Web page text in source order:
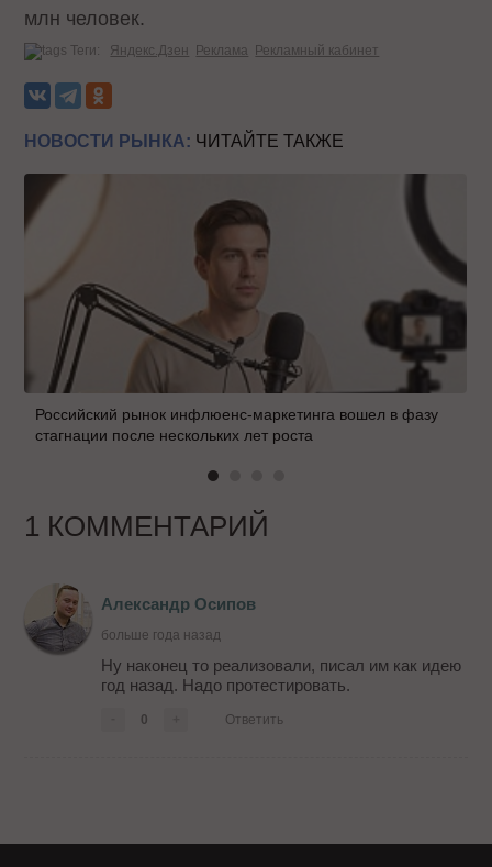
млн человек.
Теги: Яндекс.Дзен Реклама Рекламный кабинет
НОВОСТИ РЫНКА: ЧИТАЙТЕ ТАКЖЕ
Российский рынок инфлюенс-маркетинга вошел в фазу
стагнации после нескольких лет роста
1 КОММЕНТАРИЙ
Александр Осипов
больше года назад
Ну наконец то реализовали, писал им как идею
год назад. Надо протестировать.
0 Ответить